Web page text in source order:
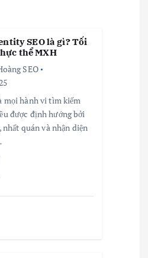
SEO là gì? Tối
thể MXH
SEO
mọi hành vi tìm kiếm
được định hướng bởi
nhất quán và nhận diện